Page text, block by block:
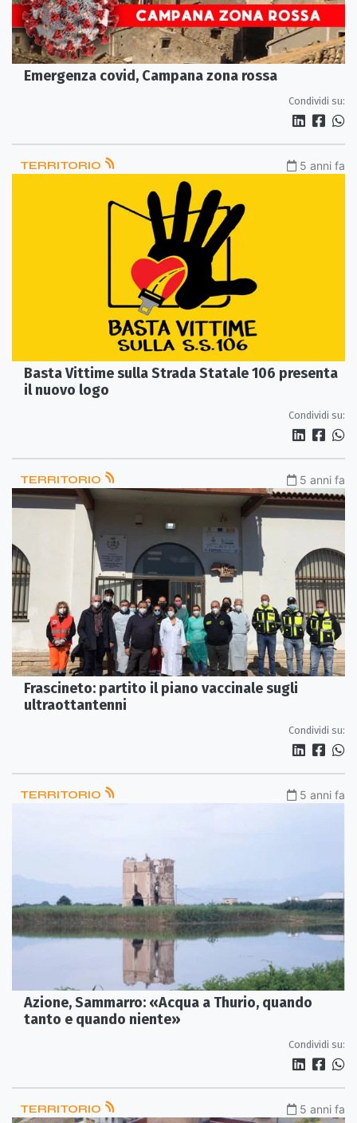
Emergenza covid, Campana zona rossa
Condividi su:
TERRITORIO 5 anni fa
Basta Vittime sulla Strada Statale 106 presenta
il nuovo logo
Condividi su:
TERRITORIO 5 anni fa
Frascineto: partito il piano vaccinale sugli
ultraottantenni
Condividi su:
TERRITORIO 5 anni fa
Azione, Sammarro: «Acqua a Thurio, quando
tanto e quando niente»
Condividi su:
TERRITORIO 5 anni fa